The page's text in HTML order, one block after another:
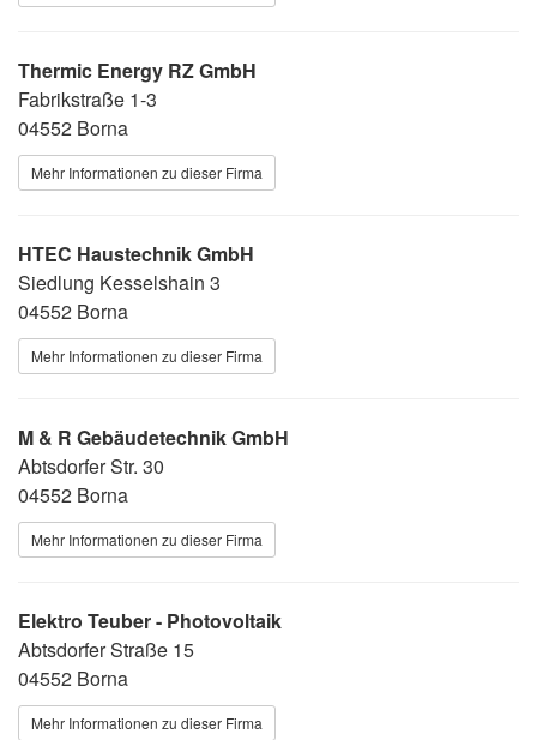
Thermic Energy RZ GmbH
Fabrikstraße 1-3
04552 Borna
Mehr Informationen zu dieser Firma
HTEC Haustechnik GmbH
Siedlung Kesselshain 3
04552 Borna
Mehr Informationen zu dieser Firma
M & R Gebäudetechnik GmbH
Abtsdorfer Str. 30
04552 Borna
Mehr Informationen zu dieser Firma
Elektro Teuber - Photovoltaik
Abtsdorfer Straße 15
04552 Borna
Mehr Informationen zu dieser Firma